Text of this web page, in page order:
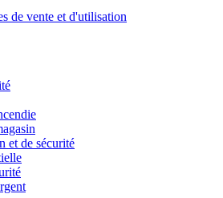
de vente et d'utilisation
et de sécurité